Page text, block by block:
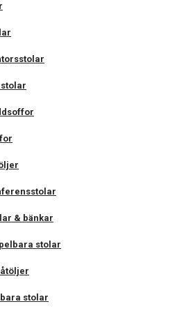
& bänkar
stolar
stolar